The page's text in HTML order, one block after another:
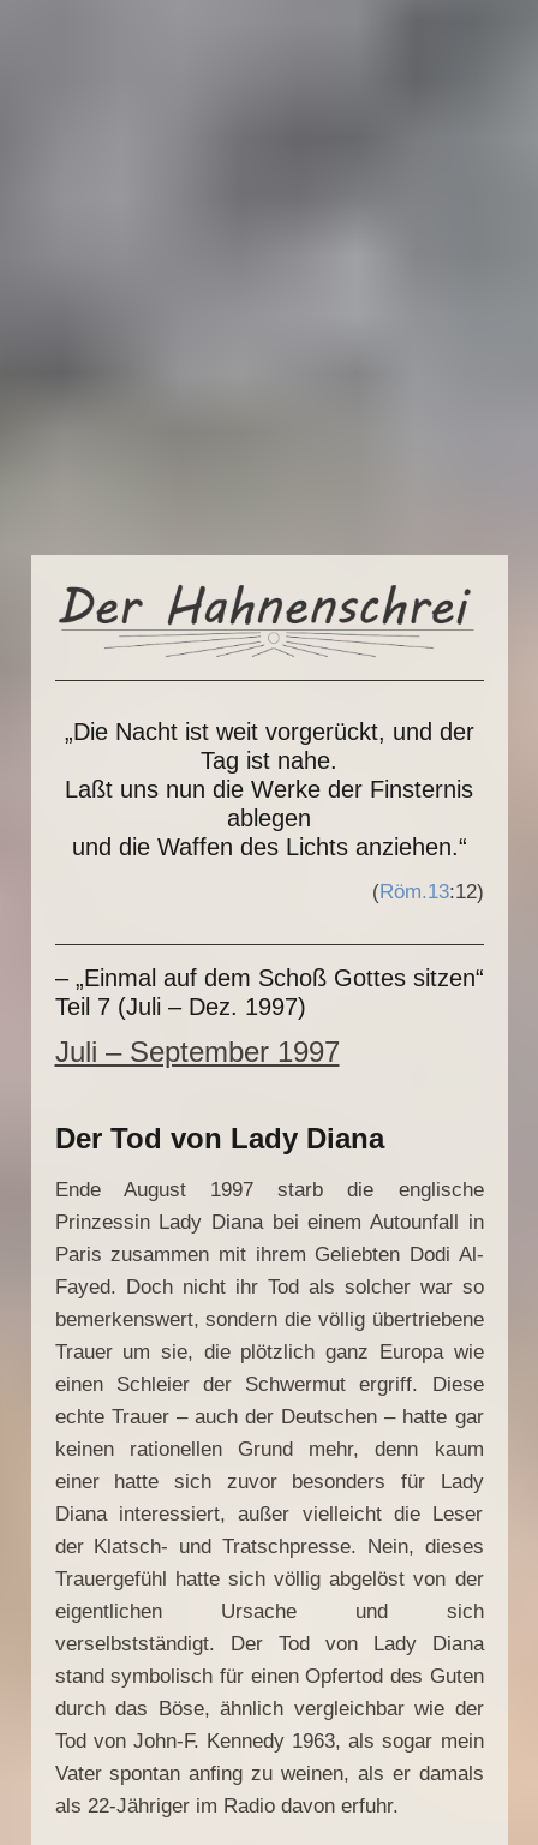
„Die Nacht ist weit vorgerückt, und der
Tag ist nahe.
Laßt uns nun die Werke der Finsternis
ablegen
und die Waffen des Lichts anziehen.“
(Röm.13:12)
– „Einmal auf dem Schoß Gottes sitzen“
Teil 7 (Juli – Dez. 1997)
Juli – September 1997
Der Tod von Lady Diana
Ende August 1997 starb die englische
Prinzessin Lady Diana bei einem Autounfall in
Paris zusammen mit ihrem Geliebten Dodi Al-
Fayed. Doch nicht ihr Tod als solcher war so
bemerkenswert, sondern die völlig übertriebene
Trauer um sie, die plötzlich ganz Europa wie
einen Schleier der Schwermut ergriff. Diese
echte Trauer – auch der Deutschen – hatte gar
keinen rationellen Grund mehr, denn kaum
einer hatte sich zuvor besonders für Lady
Diana interessiert, außer vielleicht die Leser
der Klatsch- und Tratschpresse. Nein, dieses
Trauergefühl hatte sich völlig abgelöst von der
eigentlichen Ursache und sich
verselbstständigt. Der Tod von Lady Diana
stand symbolisch für einen Opfertod des Guten
durch das Böse, ähnlich vergleichbar wie der
Tod von John-F. Kennedy 1963, als sogar mein
Vater spontan anfing zu weinen, als er damals
als 22-Jähriger im Radio davon erfuhr.